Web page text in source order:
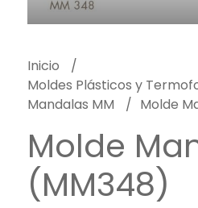
Inicio
Moldes Plásticos y
Mandalas MM
Molde
Molde
(MM348)